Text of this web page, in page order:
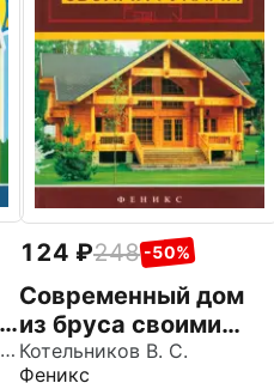
Кашкаров Андрей Петрович
124 248 -50%
Современный дом
из бруса своими
руками
Котельников В. С.
Феникс